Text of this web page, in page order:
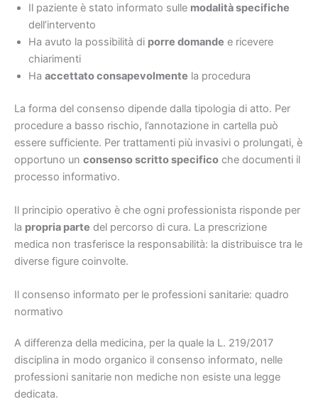
Il paziente è stato informato sulle modalità specifiche
dell’intervento
Ha avuto la possibilità di porre domande e ricevere
chiarimenti
Ha accettato consapevolmente la procedura
La forma del consenso dipende dalla tipologia di atto. Per
procedure a basso rischio, l’annotazione in cartella può
essere sufficiente. Per trattamenti più invasivi o prolungati, è
opportuno un consenso scritto specifico che documenti il
processo informativo.
Il principio operativo è che ogni professionista risponde per
la propria parte del percorso di cura. La prescrizione
medica non trasferisce la responsabilità: la distribuisce tra le
diverse figure coinvolte.
Il consenso informato per le professioni sanitarie: quadro
normativo
A differenza della medicina, per la quale la L. 219/2017
disciplina in modo organico il consenso informato, nelle
professioni sanitarie non mediche non esiste una legge
dedicata.